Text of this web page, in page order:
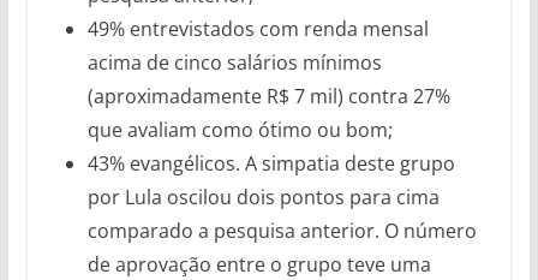
49% entrevistados com renda mensal
acima de cinco salários mínimos
(aproximadamente R$ 7 mil) contra 27%
que avaliam como ótimo ou bom;
43% evangélicos. A simpatia deste grupo
por Lula oscilou dois pontos para cima
comparado a pesquisa anterior. O número
de aprovação entre o grupo teve uma